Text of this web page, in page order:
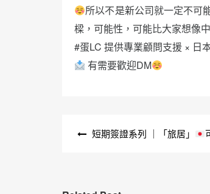
所以不是新公司就一定不可
樑，可能性，可能比大家想像
#蛋LC 提供專業顧問支援 × 日
有需要歡迎DM
短期簽證系列 ｜「旅居」